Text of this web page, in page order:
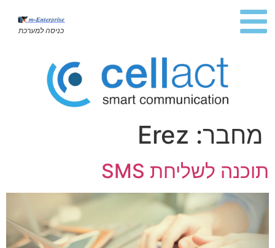
כניסה למערכת
מחבר: Erez
תוכנה לשליחת SMS